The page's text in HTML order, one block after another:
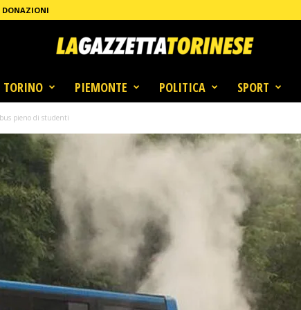
DONAZIONI
TORINO PIEMONTE POLITICA SPORT
bus pieno di studenti